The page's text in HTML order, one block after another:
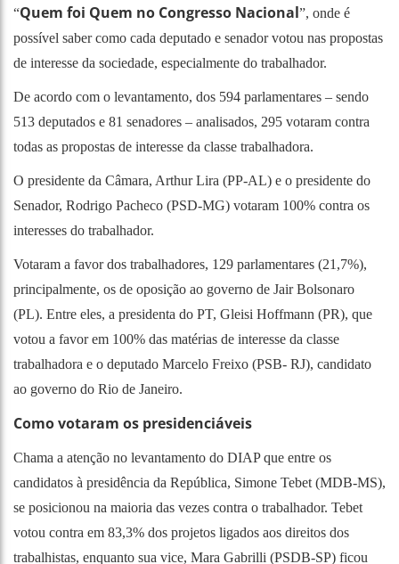
“Quem foi Quem no Congresso Nacional”, onde é
possível saber como cada deputado e senador votou nas propostas
de interesse da sociedade, especialmente do trabalhador.
De acordo com o levantamento, dos 594 parlamentares – sendo
513 deputados e 81 senadores – analisados, 295 votaram contra
todas as propostas de interesse da classe trabalhadora.
O presidente da Câmara, Arthur Lira (PP-AL) e o presidente do
Senador, Rodrigo Pacheco (PSD-MG) votaram 100% contra os
interesses do trabalhador.
Votaram a favor dos trabalhadores, 129 parlamentares (21,7%),
principalmente, os de oposição ao governo de Jair Bolsonaro
(PL). Entre eles, a presidenta do PT, Gleisi Hoffmann (PR), que
votou a favor em 100% das matérias de interesse da classe
trabalhadora e o deputado Marcelo Freixo (PSB- RJ), candidato
ao governo do Rio de Janeiro.
Como votaram os presidenciáveis
Chama a atenção no levantamento do DIAP que entre os
candidatos à presidência da República, Simone Tebet (MDB-MS),
se posicionou na maioria das vezes contra o trabalhador. Tebet
votou contra em 83,3% dos projetos ligados aos direitos dos
trabalhistas, enquanto sua vice, Mara Gabrilli (PSDB-SP) ficou